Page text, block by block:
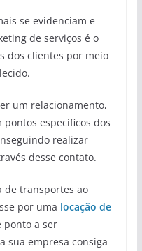
se evidenciam e
de serviços é o
dos clientes por meio
um relacionamento,
específicos dos
realizar
desse contato.
de transportes ao
por uma locação de
ponto a ser
sua empresa consiga